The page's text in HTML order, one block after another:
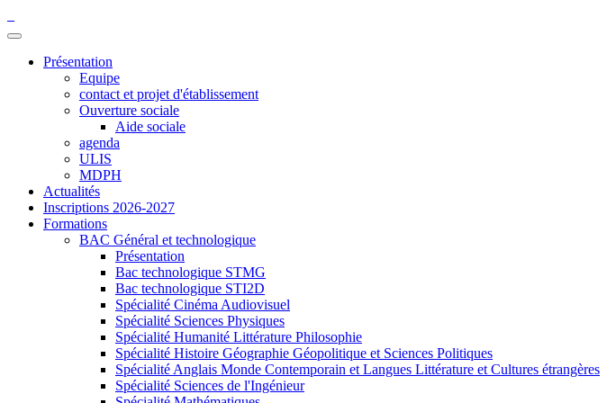
Présentation
Equipe
contact et projet d'établissement
Ouverture sociale
Aide sociale
agenda
ULIS
MDPH
Actualités
Inscriptions 2026-2027
Formations
BAC Général et technologique
Présentation
Bac technologique STMG
Bac technologique STI2D
Spécialité Cinéma Audiovisuel
Spécialité Sciences Physiques
Spécialité Humanité Littérature Philosophie
Spécialité Histoire Géographie Géopolitique et Sciences Politiques
Spécialité Anglais Monde Contemporain et Langues Littérature et Cultures étrangères
Spécialité Sciences de l'Ingénieur